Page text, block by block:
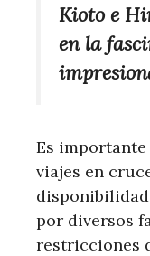
Kioto e
en la
Es
viajes en
por diversos
restricciones